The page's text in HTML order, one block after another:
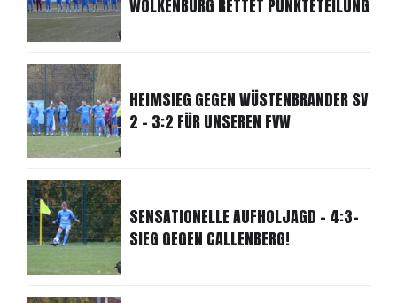
WOLKENBURG RETTET PUNKTETEILUNG
HEIMSIEG GEGEN WÜSTENBRANDER SV
2 - 3:2 FÜR UNSEREN FVW
SENSATIONELLE AUFHOLJAGD - 4:3-
SIEG GEGEN CALLENBERG!